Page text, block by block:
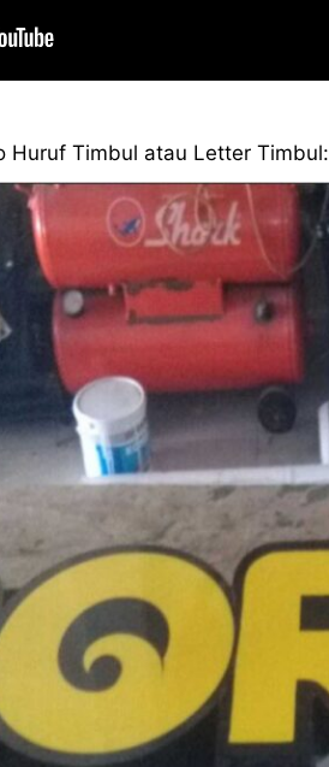
Huruf Timbul atau Letter Timbul: